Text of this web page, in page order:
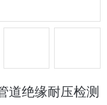
道绝缘耐压检测